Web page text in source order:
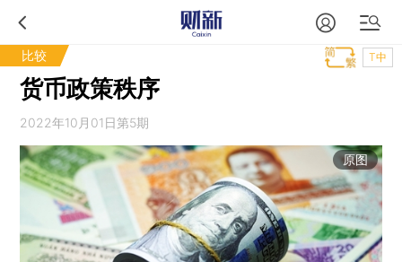
比较 T中
货币政策秩序
2022年10月01日第5期
原图